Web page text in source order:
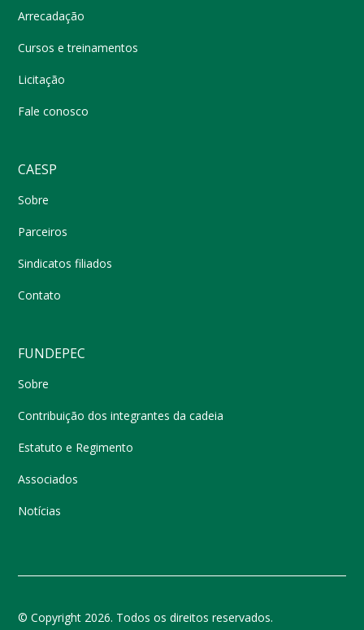
Arrecadação
Cursos e treinamentos
Licitação
Fale conosco
CAESP
Sobre
Parceiros
Sindicatos filiados
Contato
FUNDEPEC
Sobre
Contribuição dos integrantes da cadeia
Estatuto e Regimento
Associados
Notícias
© Copyright 2026. Todos os direitos reservados.